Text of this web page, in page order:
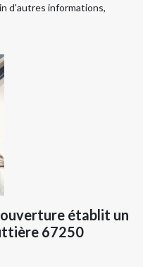
d'autres informations,
établit un
67250